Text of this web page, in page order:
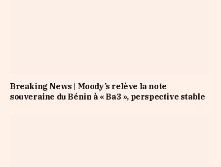
Breaking News | Moody’s relève la note
souveraine du Bénin à « Ba3 », perspective stable